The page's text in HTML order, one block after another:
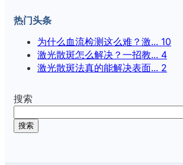
热门头条
为什么血流检测这么难？激... 10
激光散斑怎么解决？一招教... 4
激光散斑法真的能解决表面... 2
搜索
搜索